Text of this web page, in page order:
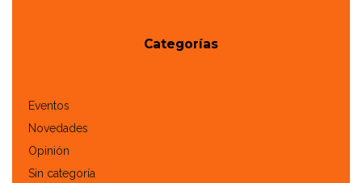
Categorías
Eventos
Novedades
Opinión
Sin categoría